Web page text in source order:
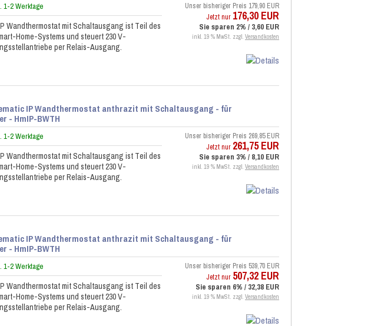
1-2 Werktage
Wandthermostat mit Schaltausgang ist Teil des
Home-Systems und steuert 230 V-
per Relais-Ausgang.
Unser bisheriger Preis 179,90 EUR
Jetzt nur 176,30 EUR
Sie sparen 2% / 3,60 EUR
inkl. 19 % MwSt. zzgl. Versandkosten
IP Wandthermostat anthrazit mit Schaltausgang - für
- HmIP-BWTH
1-2 Werktage
Wandthermostat mit Schaltausgang ist Teil des
Home-Systems und steuert 230 V-
per Relais-Ausgang.
Unser bisheriger Preis 269,85 EUR
Jetzt nur 261,75 EUR
Sie sparen 3% / 8,10 EUR
inkl. 19 % MwSt. zzgl. Versandkosten
IP Wandthermostat anthrazit mit Schaltausgang - für
- HmIP-BWTH
1-2 Werktage
Wandthermostat mit Schaltausgang ist Teil des
Home-Systems und steuert 230 V-
per Relais-Ausgang.
Unser bisheriger Preis 539,70 EUR
Jetzt nur 507,32 EUR
Sie sparen 6% / 32,38 EUR
inkl. 19 % MwSt. zzgl. Versandkosten